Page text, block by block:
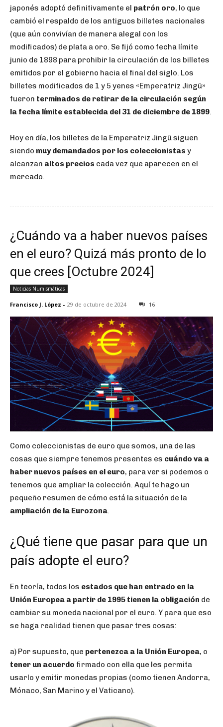
japonés adoptó definitivamente el patrón oro, lo que
cambió el respaldo de los antiguos billetes nacionales
(que aún convivían de manera alegal con los
modificados) de plata a oro. Se fijó como fecha límite
junio de 1898 para prohibir la circulación de los billetes
emitidos por el gobierno hacia el final del siglo. Los
billetes modificados de 1 y 5 yenes «Emperatriz Jingū»
fueron terminados de retirar de la circulación según
la fecha límite establecida del 31 de diciembre de 1899.
Hoy en día, los billetes de la Emperatriz Jingū siguen
siendo muy demandados por los coleccionistas y
alcanzan altos precios cada vez que aparecen en el
mercado.
¿Cuándo va a haber nuevos países
en el euro? Quizá más pronto de lo
que crees [Octubre 2024]
Noticias Numismáticas
Francisco J. López - 29 de octubre de 2024 16
Como coleccionistas de euro que somos, una de las
cosas que siempre tenemos presentes es cuándo va a
haber nuevos países en el euro, para ver si podemos o
tenemos que ampliar la colección. Aquí te hago un
pequeño resumen de cómo está la situación de la
ampliación de la Eurozona.
¿Qué tiene que pasar para que un
país adopte el euro?
En teoría, todos los estados que han entrado en la
Unión Europea a partir de 1995 tienen la obligación de
cambiar su moneda nacional por el euro. Y para que eso
se haga realidad tienen que pasar tres cosas:
a) Por supuesto, que pertenezca a la Unión Europea, o
tener un acuerdo firmado con ella que les permita
usarlo y emitir monedas propias (como tienen Andorra,
Mónaco, San Marino y el Vaticano).